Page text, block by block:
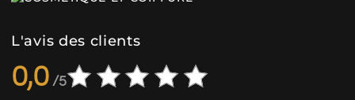
L'avis des clients
0,0